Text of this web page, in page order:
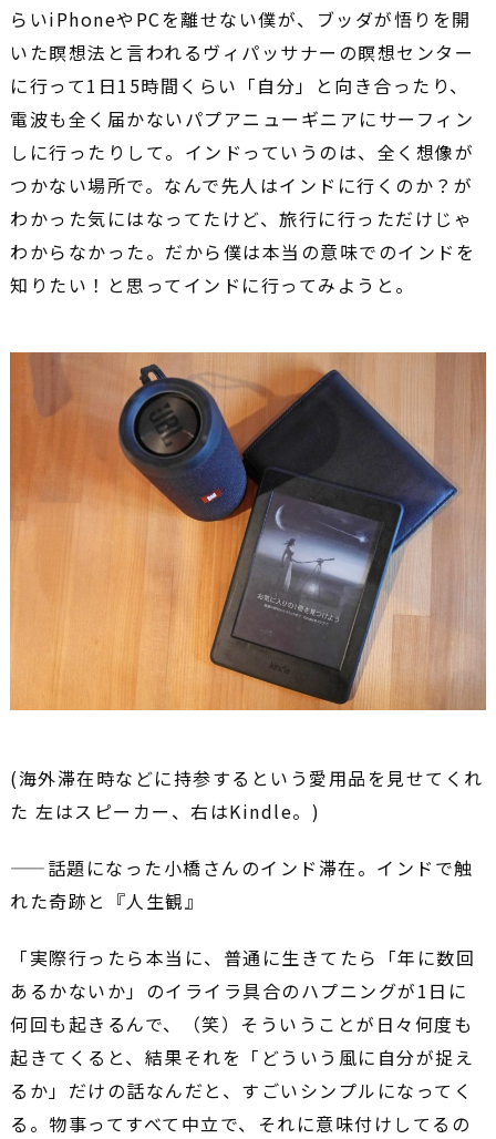
らいiPhoneやPCを離せない僕が、ブッダが悟りを開
いた瞑想法と言われるヴィパッサナーの瞑想センター
に行って1日15時間くらい「自分」と向き合ったり、
電波も全く届かないパプアニューギニアにサーフィン
しに行ったりして。インドっていうのは、全く想像が
つかない場所で。なんで先人はインドに行くのか？が
わかった気にはなってたけど、旅行に行っただけじゃ
わからなかった。だから僕は本当の意味でのインドを
知りたい！と思ってインドに行ってみようと。
(海外滞在時などに持参するという愛用品を見せてくれ
た 左はスピーカー、右はKindle。)
――話題になった小橋さんのインド滞在。インドで触
れた奇跡と『人生観』
「実際行ったら本当に、普通に生きてたら「年に数回
あるかないか」のイライラ具合のハプニングが1日に
何回も起きるんで、（笑）そういうことが日々何度も
起きてくると、結果それを「どういう風に自分が捉え
るか」だけの話なんだと、すごいシンプルになってく
る。物事ってすべて中立で、それに意味付けしてるの